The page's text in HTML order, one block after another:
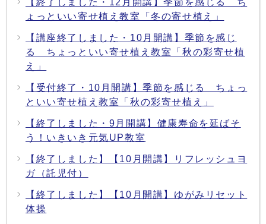
ょっといい寄せ植え教室「冬の寄せ植え」
【講座終了しました・10月開講】季節を感じ
る ちょっといい寄せ植え教室「秋の彩寄せ植
え」
【受付終了・10月開講】季節を感じる ちょっ
といい寄せ植え教室「秋の彩寄せ植え」
【終了しました・9月開講】健康寿命を延ばそ
う！いきいき元気UP教室
【終了しました】【10月開講】リフレッシュヨ
ガ（託児付）
【終了しました】【10月開講】ゆがみリセット
体操